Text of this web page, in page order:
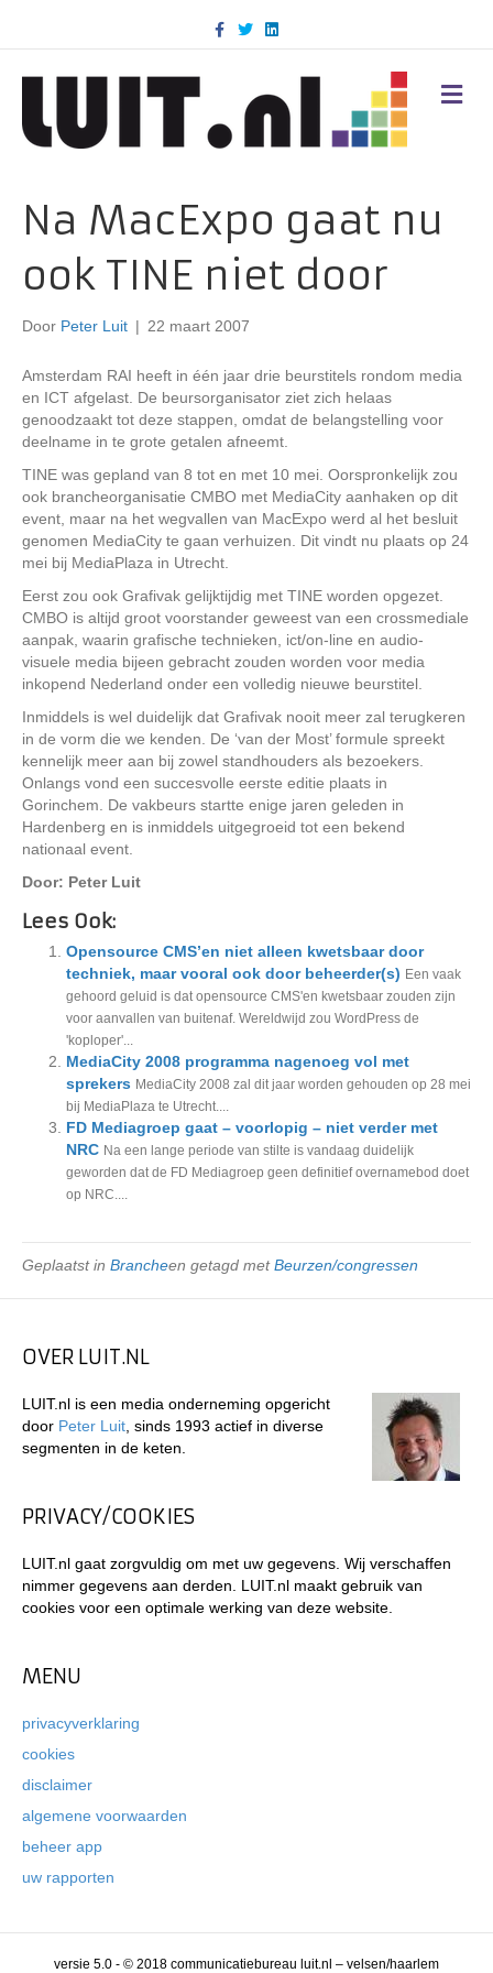
c
k
T
w
i
n
d
M
E
Na MacExpo gaat nu
ook TINE niet door
Door Peter Luit | 22 maart 2007
Amsterdam RAI heeft in één jaar drie beurstitels rondom media
en ICT afgelast. De beursorganisator ziet zich helaas
genoodzaakt tot deze stappen, omdat de belangstelling voor
deelname in te grote getalen afneemt.
TINE was gepland van 8 tot en met 10 mei. Oorspronkelijk zou
ook brancheorganisatie CMBO met MediaCity aanhaken op dit
event, maar na het wegvallen van MacExpo werd al het besluit
genomen MediaCity te gaan verhuizen. Dit vindt nu plaats op 24
mei bij MediaPlaza in Utrecht.
Eerst zou ook Grafivak gelijktijdig met TINE worden opgezet.
CMBO is altijd groot voorstander geweest van een crossmediale
aanpak, waarin grafische technieken, ict/on-line en audio-
visuele media bijeen gebracht zouden worden voor media
inkopend Nederland onder een volledig nieuwe beurstitel.
Inmiddels is wel duidelijk dat Grafivak nooit meer zal terugkeren
in de vorm die we kenden. De ‘van der Most’ formule spreekt
kennelijk meer aan bij zowel standhouders als bezoekers.
Onlangs vond een succesvolle eerste editie plaats in
Gorinchem. De vakbeurs startte enige jaren geleden in
Hardenberg en is inmiddels uitgegroeid tot een bekend
nationaal event.
Door: Peter Luit
Lees Ook:
Opensource CMS’en niet alleen kwetsbaar door
techniek, maar vooral ook door beheerder(s) Een vaak
gehoord geluid is dat opensource CMS'en kwetsbaar zouden zijn
voor aanvallen van buitenaf. Wereldwijd zou WordPress de
'koploper'...
MediaCity 2008 programma nagenoeg vol met
sprekers MediaCity 2008 zal dit jaar worden gehouden op 28 mei
bij MediaPlaza te Utrecht....
FD Mediagroep gaat – voorlopig – niet verder met
NRC Na een lange periode van stilte is vandaag duidelijk
geworden dat de FD Mediagroep geen definitief overnamebod doet
op NRC....
Geplaatst in Brancheen getagd metBeurzen/congressen
OVER LUIT.NL
LUIT.nl is een media onderneming opgericht
door Peter Luit , sinds 1993 actief in diverse
segmenten in de keten.
PRIVACY/COOKIES
LUIT.nl gaat zorgvuldig om met uw gegevens. Wij verschaffen
nimmer gegevens aan derden. LUIT.nl maakt gebruik van
cookies voor een optimale werking van deze website.
MENU
privacyverklaring
cookies
disclaimer
algemene voorwaarden
beheer app
uw rapporten
versie 5.0 - © 2018 communicatiebureau luit.nl – velsen/haarlem